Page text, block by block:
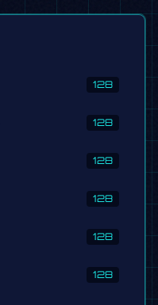
128
128
128
128
128
128